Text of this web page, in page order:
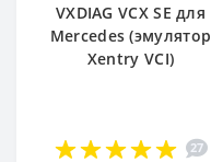
VXDIAG VCX SE для
Mercedes (эмулятор
Xentry VCI)
27